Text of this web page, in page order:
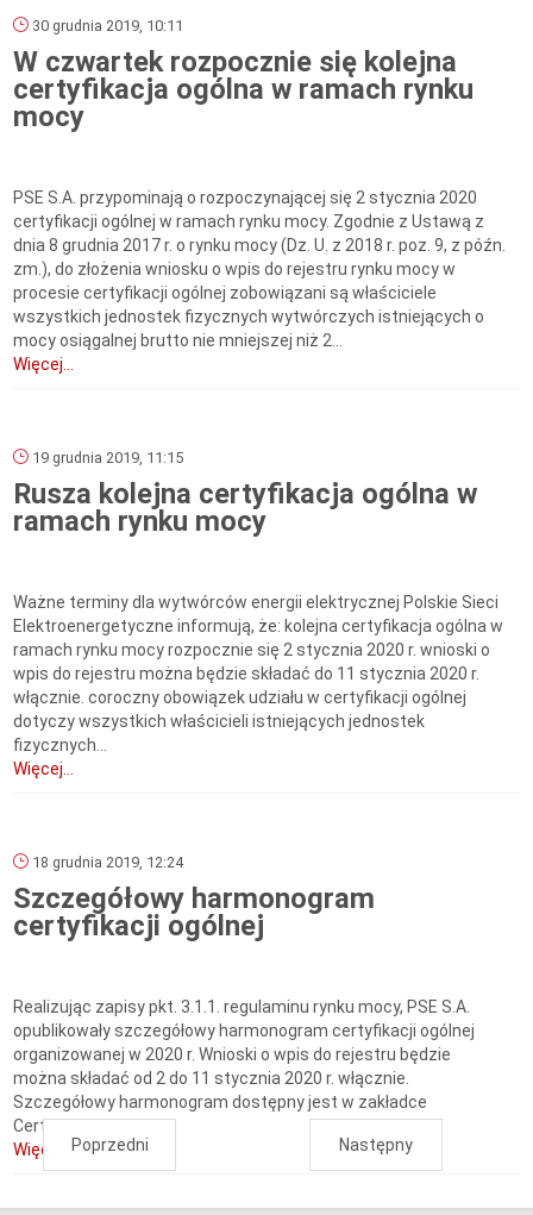
30 grudnia 2019, 10:11
W czwartek rozpocznie się kolejna
certyfikacja ogólna w ramach rynku
mocy
PSE S.A. przypominają o rozpoczynającej się 2 stycznia 2020
certyfikacji ogólnej w ramach rynku mocy. Zgodnie z Ustawą z
dnia 8 grudnia 2017 r. o rynku mocy (Dz. U. z 2018 r. poz. 9, z późn.
zm.), do złożenia wniosku o wpis do rejestru rynku mocy w
procesie certyfikacji ogólnej zobowiązani są właściciele
wszystkich jednostek fizycznych wytwórczych istniejących o
mocy osiągalnej brutto nie mniejszej niż 2...
Więcej...
19 grudnia 2019, 11:15
Rusza kolejna certyfikacja ogólna w
ramach rynku mocy
Ważne terminy dla wytwórców energii elektrycznej Polskie Sieci
Elektroenergetyczne informują, że: kolejna certyfikacja ogólna w
ramach rynku mocy rozpocznie się 2 stycznia 2020 r. wnioski o
wpis do rejestru można będzie składać do 11 stycznia 2020 r.
włącznie. coroczny obowiązek udziału w certyfikacji ogólnej
dotyczy wszystkich właścicieli istniejących jednostek
fizycznych...
Więcej...
18 grudnia 2019, 12:24
Szczegółowy harmonogram
certyfikacji ogólnej
Realizując zapisy pkt. 3.1.1. regulaminu rynku mocy, PSE S.A.
opublikowały szczegółowy harmonogram certyfikacji ogólnej
organizowanej w 2020 r. Wnioski o wpis do rejestru będzie
można składać od 2 do 11 stycznia 2020 r. włącznie.
Szczegółowy harmonogram dostępny jest w zakładce
Certyfikacja ogólna .
Więcej...Poprzedni Następny